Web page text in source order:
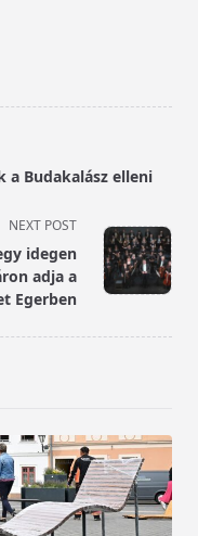
a Budakalász elleni
NEXT POST
idegen
adja a
Egerben